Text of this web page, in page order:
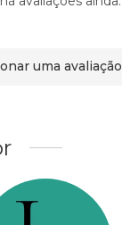
uma avaliação